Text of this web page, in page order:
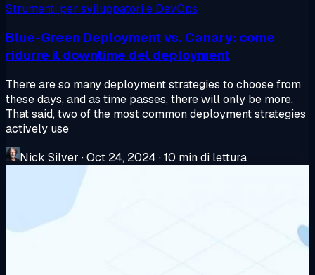
Strumenti per sviluppatori e DevOps
Blue-Green Deployment vs. Canary: come
ridurre il downtime del deployment
There are so many deployment strategies to choose from
these days, and as time passes, there will only be more.
That said, two of the most common deployment strategies
actively use
Nick Silver ·Oct 24, 2024 ·10 min di lettura